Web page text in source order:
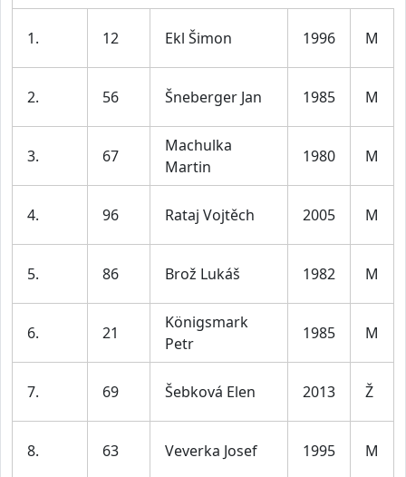
1. 12 Ekl Šimon 1996 M
2. 56 Šneberger Jan 1985 M
3. 67
Machulka
Martin
1980 M
4. 96 Rataj Vojtěch 2005 M
5. 86 Brož Lukáš 1982 M
6. 21
Königsmark
Petr
1985 M
7. 69 Šebková Elen 2013 Ž
8. 63 Veverka Josef 1995 M